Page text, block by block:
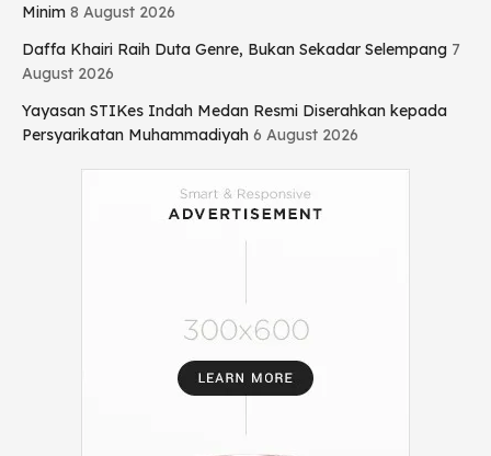
Minim 8 August 2026
Daffa Khairi Raih Duta Genre, Bukan Sekadar Selempang 7
August 2026
Yayasan STIKes Indah Medan Resmi Diserahkan kepada
Persyarikatan Muhammadiyah 6 August 2026